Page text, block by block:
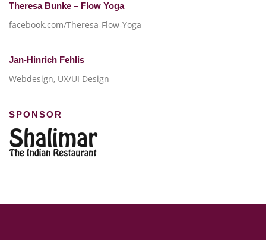
Theresa Bunke – Flow Yoga
facebook.com/Theresa-Flow-Yoga
Jan-Hinrich Fehlis
Webdesign, UX/UI Design
SPONSOR